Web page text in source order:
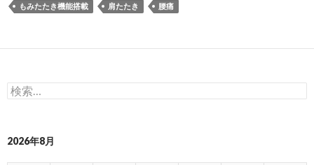
もみたたき機能搭載
肩たたき 腰痛
検
索:
2026年8月